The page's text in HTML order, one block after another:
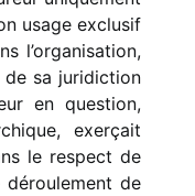
usage exclu­sif
l’or­ga­ni­sa­tion,
sa juri­dic­tion
en ques­tion,
exer­çait
le respect de
dérou­le­ment de